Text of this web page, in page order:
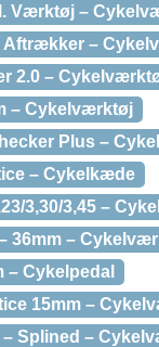
Værktøj –
Aftrækker –
2.0 –
– Cykelværktøj
Plus –
– Cykelkæde
3,30/3,45 –
36mm –
– Cykelpedal
15mm –
Splined –